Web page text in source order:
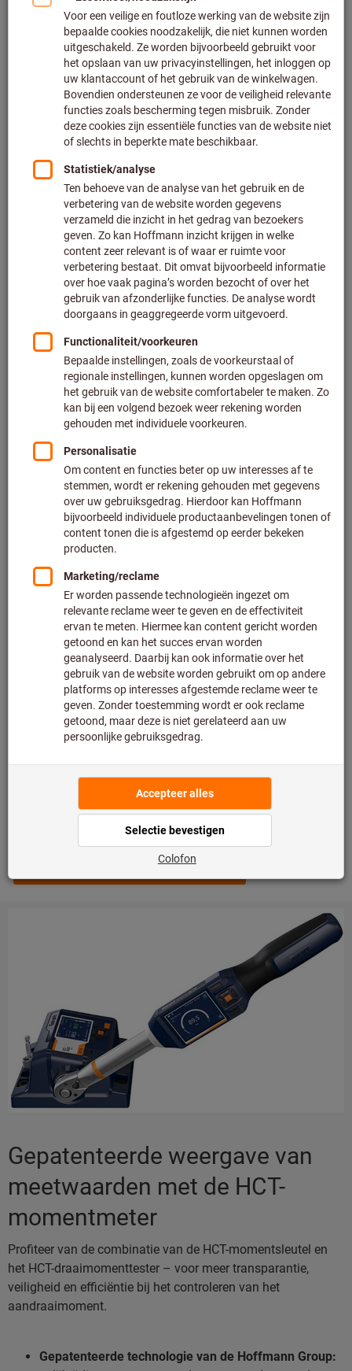
Innovatieve functies
ondersteunen uw
meetprocessen
Gegevensuitvoer via Bluetooth
naar pc of via HCT apps)
Met deHCT appskunt utalrijke extra functies
toevoegen aan de HOLEX HCT momentsleutel. De
mobiele HCT app is gratis verkrijgbaar in de app
nog meer functies beschikbaar. De momentsleutel kan
echter ook onafhankelijk zonder de app worden
bediend.
2,0 inch TFT-kleurenscherm,dimbaar met batterij-
indicator
Weergave en waarden:
(lopend)
Vaste schakelratel
Beschermingsklasse IP40,spatwaterdicht display
Wachtwoordbeveiligingen waarschuwingssignalen
(haptisch, visueel en akoestisch)
Meterinvoer:Bij gebruik van verlengstukken hoeft
alleen de nieuwe waarde (extra meter) ingevoerd te
worden.
Rotatiehoekmeting:Na een eenmalige activering in de
"Go Digital Store"zijn de rotatiehoek en het
Gepatenteerde weergave van
meetwaarden met de HCT-
momentmeter
Profiteer van de combinatie van de HCT-momentsleutel en
het HCT-draaimomenttester – voor meer transparantie,
veiligheid en efficiëntie bij het controleren van het
aandraaimoment.
Gepatenteerde technologie van de Hoffmann Group: